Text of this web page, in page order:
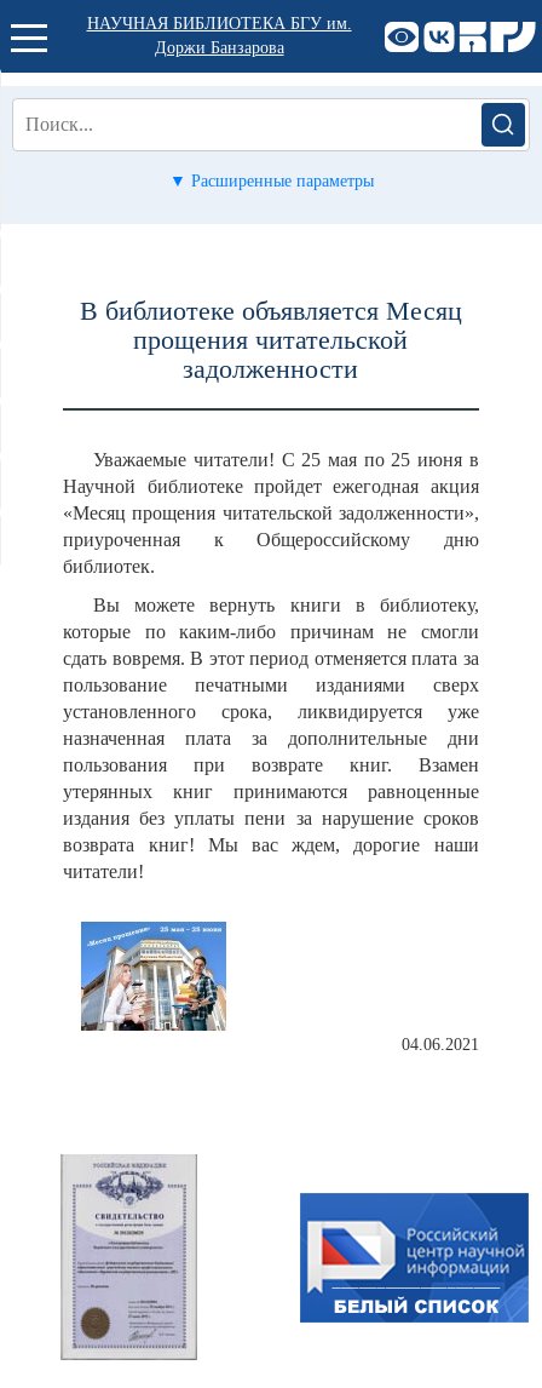
НАУЧНАЯ БИБЛИОТЕКА БГУ им.
Доржи Банзарова
▼ Расширенные параметры
В библиотеке объявляется Месяц
прощения читательской
задолженности
Уважаемые читатели! С 25 мая по 25 июня в
Научной библиотеке пройдет ежегодная акция
«Месяц прощения читательской задолженности»,
приуроченная к Общероссийскому дню
библиотек.
Вы можете вернуть книги в библиотеку,
которые по каким-либо причинам не смогли
сдать вовремя. В этот период отменяется плата за
пользование печатными изданиями сверх
установленного срока, ликвидируется уже
назначенная плата за дополнительные дни
пользования при возврате книг. Взамен
утерянных книг принимаются равноценные
издания без уплаты пени за нарушение сроков
возврата книг! Мы вас ждем, дорогие наши
читатели!
04.06.2021